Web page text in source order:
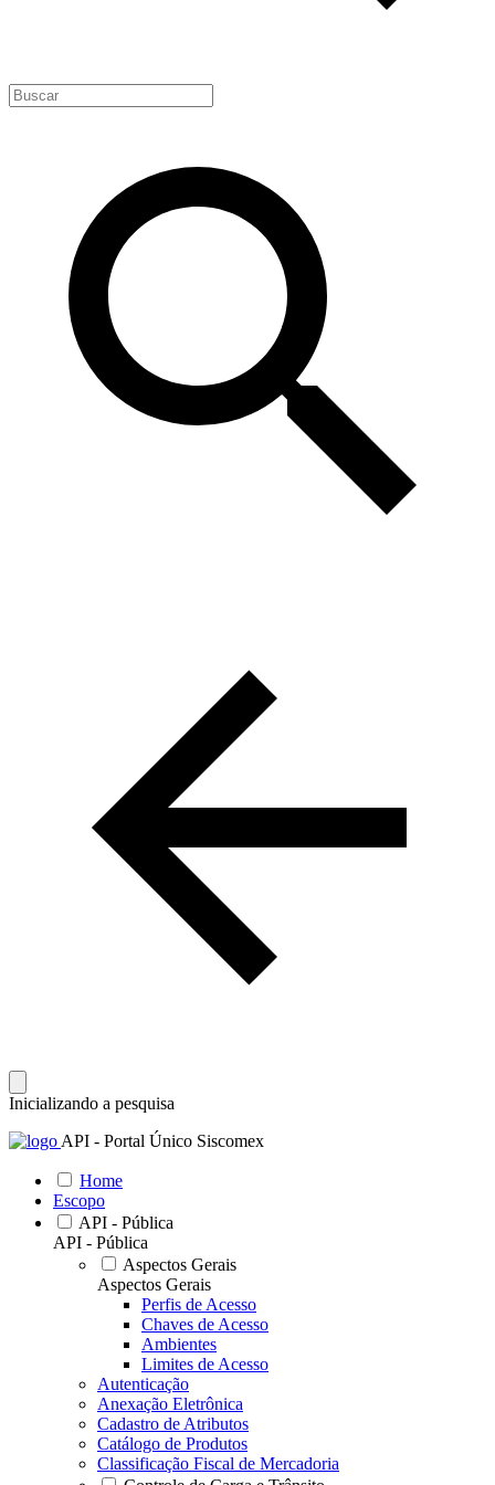
Inicializando a pesquisa
API - Portal Único Siscomex
Home
Escopo
API - Pública
API - Pública
Aspectos Gerais
Aspectos Gerais
Perfis de Acesso
Chaves de Acesso
Ambientes
Limites de Acesso
Autenticação
Anexação Eletrônica
Cadastro de Atributos
Catálogo de Produtos
Classificação Fiscal de Mercadoria